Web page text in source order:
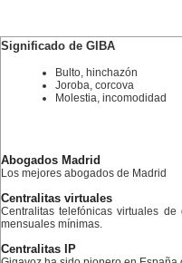
Significado de GIBA
Bulto, hinchazón
Joroba, corcova
Molestia, incomodidad
Abogados Madrid
Los mejores abogados de Madrid
Centralitas virtuales
Centralitas telefónicas virtuales
mensuales mínimas.
Centralitas IP